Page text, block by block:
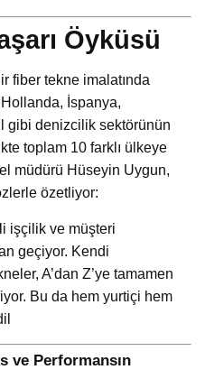
Öyküsü
fiber tekne imalatında
İspanya,
gibi denizcilik sektörünün
toplam 10 farklı ülkeye
müdürü Hüseyin Uygun,
özetliyor:
işçilik ve müşteri
geçiyor. Kendi
A’dan Z’ye tamamen
Bu da hem yurtiçi hem
ve Performansın